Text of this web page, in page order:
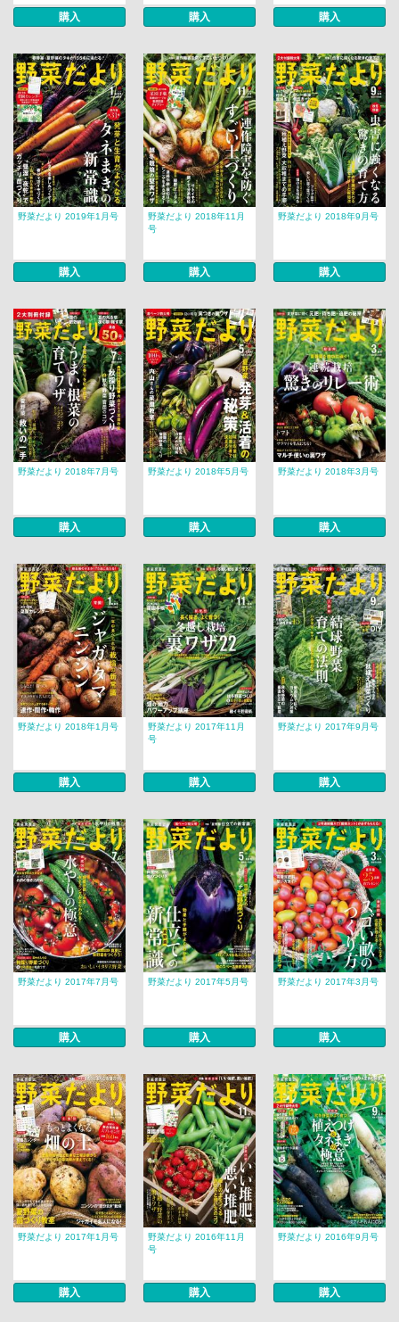
購入 購入 購入
野菜だより 2019年1月号
購入
野菜だより 2018年11月
号
購入
野菜だより 2018年9月号
購入
野菜だより 2018年7月号
購入
野菜だより 2018年5月号
購入
野菜だより 2018年3月号
購入
野菜だより 2018年1月号
購入
野菜だより 2017年11月
号
購入
野菜だより 2017年9月号
購入
野菜だより 2017年7月号
購入
野菜だより 2017年5月号
購入
野菜だより 2017年3月号
購入
野菜だより 2017年1月号
購入
野菜だより 2016年11月
号
購入
野菜だより 2016年9月号
購入